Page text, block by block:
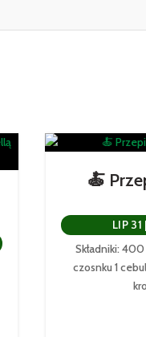
🍝
LIP 31 |
Składniki:
czosnku 1